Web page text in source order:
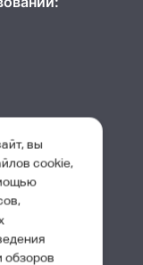
на
вы
cookie,
обзоров